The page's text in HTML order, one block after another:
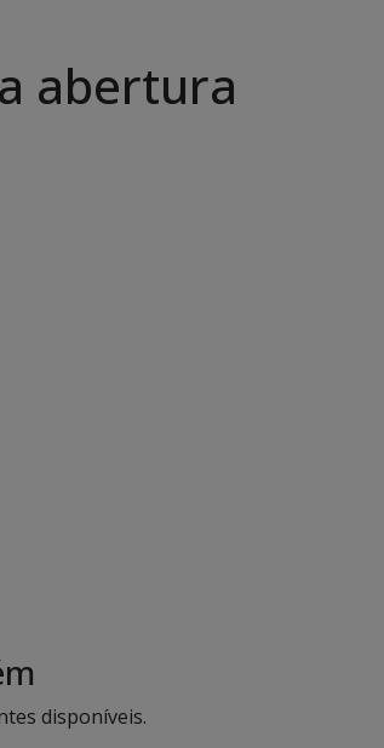
abertura
disponíveis.